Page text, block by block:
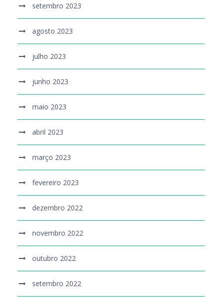
setembro 2023
agosto 2023
julho 2023
junho 2023
maio 2023
abril 2023
março 2023
fevereiro 2023
dezembro 2022
novembro 2022
outubro 2022
setembro 2022